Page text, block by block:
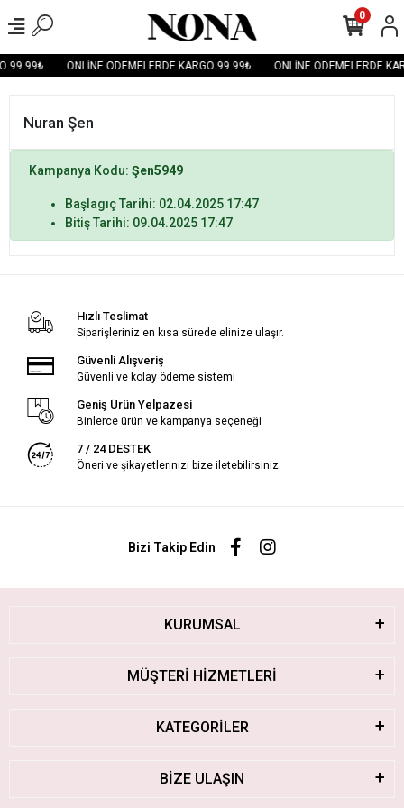
99.99₺ ONLİNE ÖDEMELERDE KARGO 99.99₺ ONLİNE ÖDEMELERDE
0
Nuran Şen
Kampanya Kodu: Şen5949
Başlagıç Tarihi: 02.04.2025 17:47
Bitiş Tarihi: 09.04.2025 17:47
Hızlı Teslimat
Siparişleriniz en kısa sürede elinize ulaşır.
Güvenli Alışveriş
Güvenli ve kolay ödeme sistemi
Geniş Ürün Yelpazesi
Binlerce ürün ve kampanya seçeneği
7 / 24 DESTEK
Öneri ve şikayetlerinizi bize iletebilirsiniz.
Bizi Takip Edin
KURUMSAL
MÜŞTERİ HİZMETLERİ
KATEGORİLER
BİZE ULAŞIN